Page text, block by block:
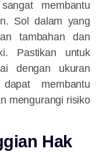
membantu
Sol dalam yang
tambahan dan
Pastikan untuk
dengan ukuran
membantu
mengurangi risiko
Hak